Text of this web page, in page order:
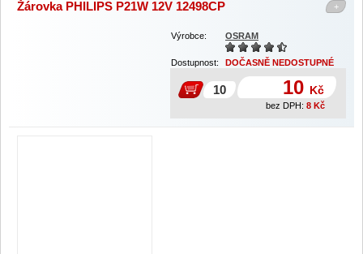
+
Žárovka PHILIPS P21W 12V 12498CP
Výrobce: OSRAM
Dostupnost: DOČASNĚ NEDOSTUPNÉ
10 Kč
bez DPH: 8 Kč